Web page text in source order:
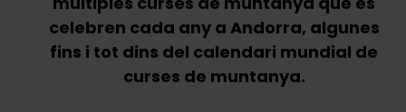
celebren cada any a Andorra, algunes
fins i tot dins del calendari mundial de
curses de muntanya.